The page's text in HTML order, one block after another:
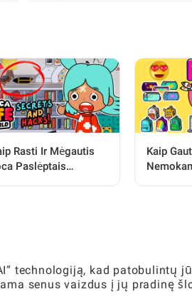
Rasti Ir Mėgautis
Paslėptais
Kaip
technologiją, kad patobulintų
senus vaizdus į jų pradinę